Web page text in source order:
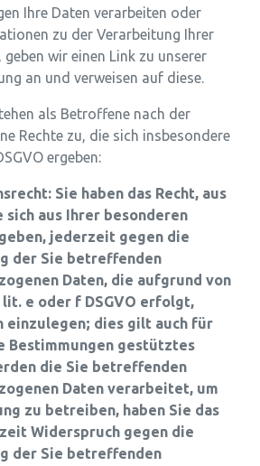
Ihre Daten verarbeiten oder
zu der Verarbeitung Ihrer
wir einen Link zu unserer
an und verweisen auf diese.
als Betroffene nach der
Rechte zu, die sich insbesondere
ergeben:
Sie haben das Recht, aus
sich aus Ihrer besonderen
jederzeit gegen die
der Sie betreffenden
Daten, die aufgrund von
lit. e oder f DSGVO erfolgt,
einzulegen; dies gilt auch für
Bestimmungen gestütztes
die Sie betreffenden
Daten verarbeitet, um
zu betreiben, haben Sie das
Widerspruch gegen die
der Sie betreffenden